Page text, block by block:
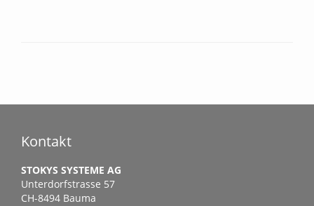
Kontakt
STOKYS SYSTEME AG
Unterdorfstrasse 57
CH-8494 Bauma